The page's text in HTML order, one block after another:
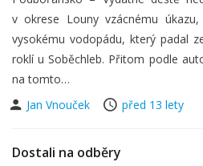
v okrese Louny vzácnému
vysokému vodopádu, který padal
roklí u Soběchleb. Přitom podle
na tomto…
Jan Vnouček
před 13 lety
Dostali na odběry